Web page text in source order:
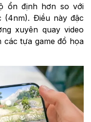
ổn định hơn so với
(4nm). Điều này đặc
xuyên quay video
các tựa game đồ họa